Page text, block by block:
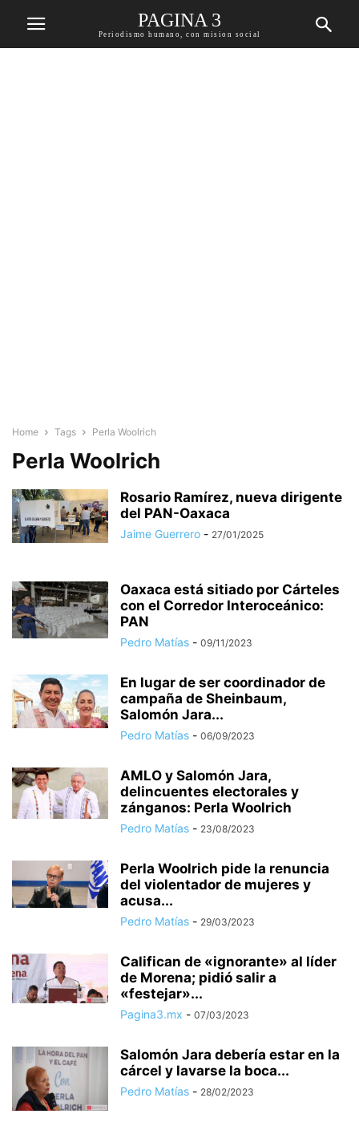
PAGINA 3
Periodismo humano, con mision social
Home Tags Perla Woolrich
Perla Woolrich
Rosario Ramírez, nueva dirigente
del PAN-Oaxaca
Jaime Guerrero - 27/01/2025
Oaxaca está sitiado por Cárteles
con el Corredor Interoceánico:
PAN
Pedro Matías - 09/11/2023
En lugar de ser coordinador de
campaña de Sheinbaum,
Salomón Jara...
Pedro Matías - 06/09/2023
AMLO y Salomón Jara,
delincuentes electorales y
zánganos: Perla Woolrich
Pedro Matías - 23/08/2023
Perla Woolrich pide la renuncia
del violentador de mujeres y
acusa...
Pedro Matías - 29/03/2023
Califican de «ignorante» al líder
de Morena; pidió salir a
«festejar»...
Pagina3.mx - 07/03/2023
Salomón Jara debería estar en la
cárcel y lavarse la boca...
Pedro Matías - 28/02/2023